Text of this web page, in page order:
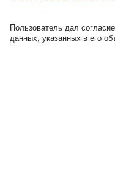
Пользователь дал
данных, указанных в его